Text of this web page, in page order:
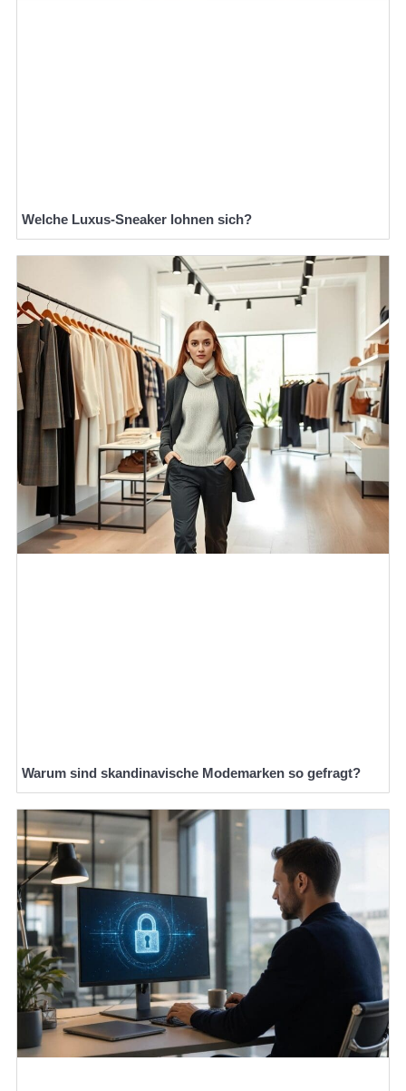
Welche Luxus-Sneaker lohnen sich?
Warum sind skandinavische Modemarken so gefragt?